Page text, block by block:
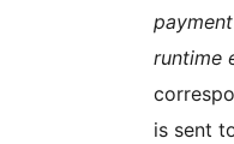
runtime
is sent